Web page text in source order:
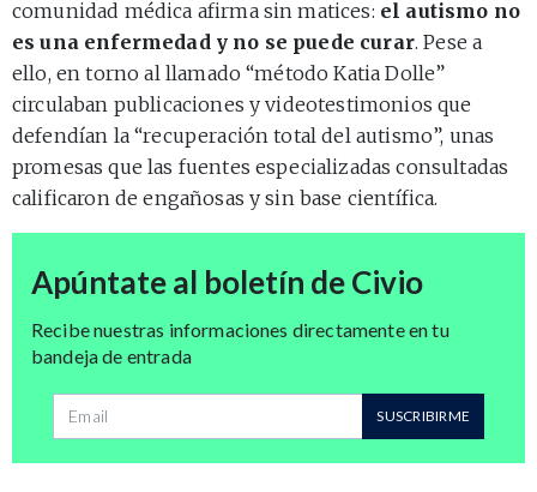
comunidad médica afirma sin matices: el autismo no
es una enfermedad y no se puede curar. Pese a
ello, en torno al llamado “método Katia Dolle”
circulaban publicaciones y videotestimonios que
defendían la “recuperación total del autismo”, unas
promesas que las fuentes especializadas consultadas
calificaron de engañosas y sin base científica.
Apúntate al boletín de Civio
Recibe nuestras informaciones directamente en tu
bandeja de entrada
Dirección de correo SUSCRIBIRME